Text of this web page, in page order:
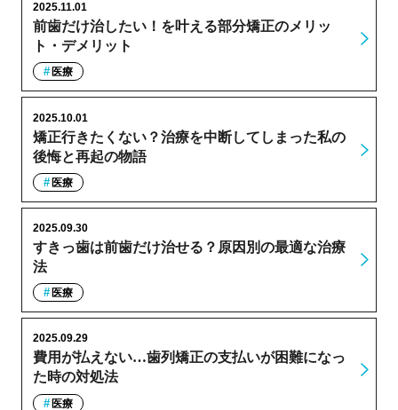
前歯だけ治したい！を叶える部分矯正のメリッ
ト・デメリット
2025.11.01
医療
矯正行きたくない？治療を中断してしまった私の
後悔と再起の物語
2025.10.01
医療
すきっ歯は前歯だけ治せる？原因別の最適な治療
法
2025.09.30
医療
費用が払えない…歯列矯正の支払いが困難になっ
た時の対処法
2025.09.29
医療